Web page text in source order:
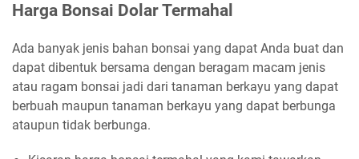
Harga Bonsai Dolar Termahal
Ada banyak jenis bahan bonsai yang dapat Anda buat dan
dapat dibentuk bersama dengan beragam macam jenis
atau ragam bonsai jadi dari tanaman berkayu yang dapat
berbuah maupun tanaman berkayu yang dapat berbunga
ataupun tidak berbunga.